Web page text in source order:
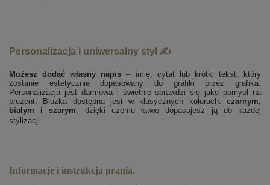
Personalizacja i uniwersalny styl ✍️
Możesz dodać własny napis – imię, cytat lub krótki tekst, który
zostanie estetycznie dopasowany do grafiki przez grafika.
Personalizacja jest darmowa i świetnie sprawdzi się jako pomysł na
prezent. Bluzka dostępna jest w klasycznych kolorach: czarnym,
białym i szarym, dzięki czemu łatwo dopasujesz ją do każdej
stylizacji.
Informacje i instrukcja prania.